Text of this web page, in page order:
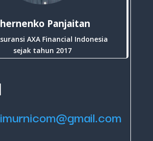
Panjaitan
AXA Financial Indonesia
sejak tahun 2017